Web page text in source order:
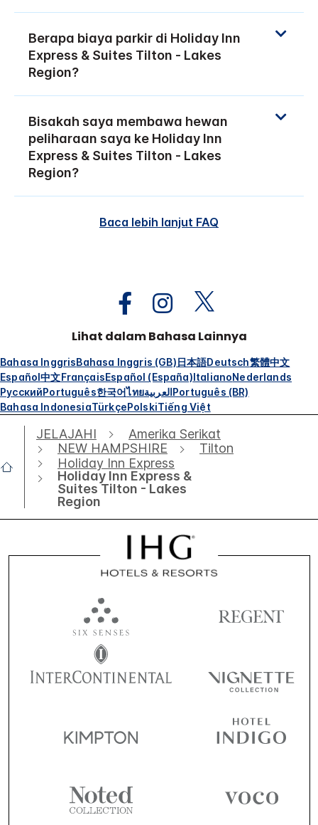
Berapa biaya parkir di Holiday Inn
Express & Suites Tilton - Lakes
Region?
Bisakah saya membawa hewan
peliharaan saya ke Holiday Inn
Express & Suites Tilton - Lakes
Region?
Baca lebih lanjut FAQ
Lihat dalam Bahasa Lainnya
Bahasa InggrisBahasa Inggris (GB)日本語Deutsch繁體中文
Español中文FrançaisEspañol (España)ItalianoNederlands
РусскийPortuguês한국어ไทยالعربيةPortuguês (BR)
Bahasa IndonesiaTürkçePolskiTiếng Việt
JELAJAHI
Amerika Serikat
NEW HAMPSHIRE
Tilton
Holiday Inn Express
Holiday Inn Express &
Suites Tilton - Lakes
Region